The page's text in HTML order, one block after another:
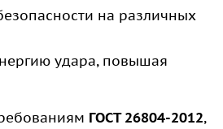
на различных
удара, повышая
ГОСТ 26804-2012,